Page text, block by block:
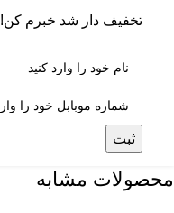
تخفیف دار شد خبرم کن!
ثبت
محصولات مشابه